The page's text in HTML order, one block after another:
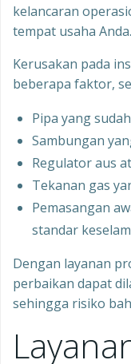
kelancaran
tempat usaha Anda.
Kerusakan pada
beberapa faktor,
Pipa yang
Sambungan
Regulator aus
Tekanan gas
Pemasangan
standar
Dengan layanan
perbaikan dapat
sehingga risiko